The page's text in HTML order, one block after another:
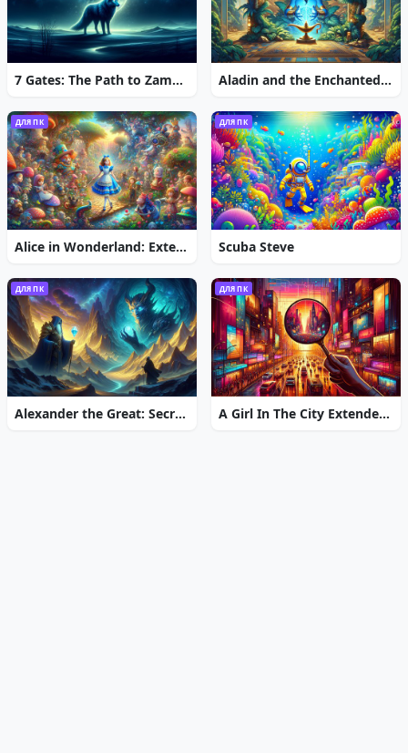
7 Gates: The Path to Zamolxes Aladin and the Enchanted Lamp: Extended Edition
ДЛЯ ПК
Alice in Wonderland: Extended Edition
ДЛЯ ПК
Scuba Steve
ДЛЯ ПК
Alexander the Great: Secrets of Power
ДЛЯ ПК
A Girl In The City Extended Edition